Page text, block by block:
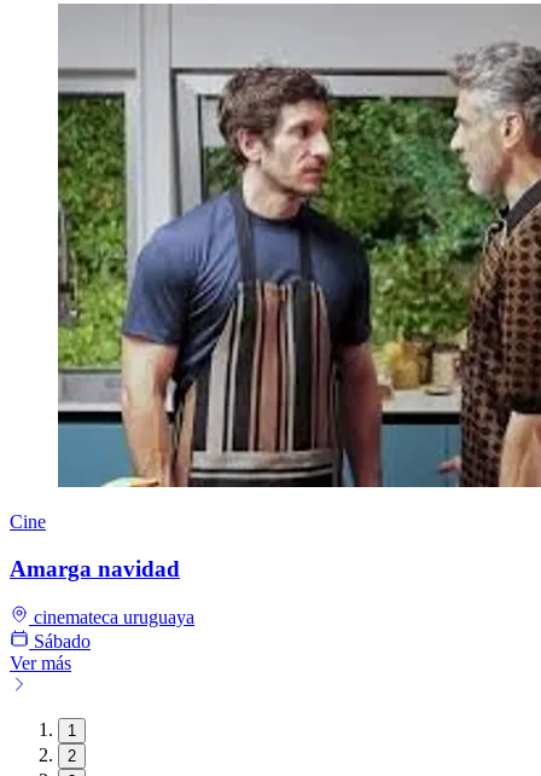
Cine
Amarga navidad
cinemateca uruguaya
Sábado
Ver más
1
2